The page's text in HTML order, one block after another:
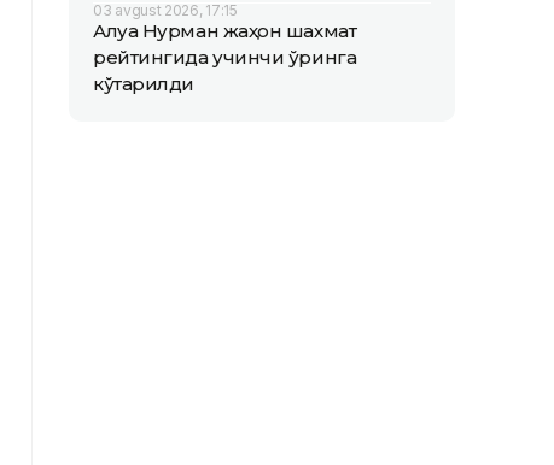
03 avgust 2026, 17:15
Алуа Нурман жаҳон шахмат
рейтингида учинчи ўринга
кўтарилди